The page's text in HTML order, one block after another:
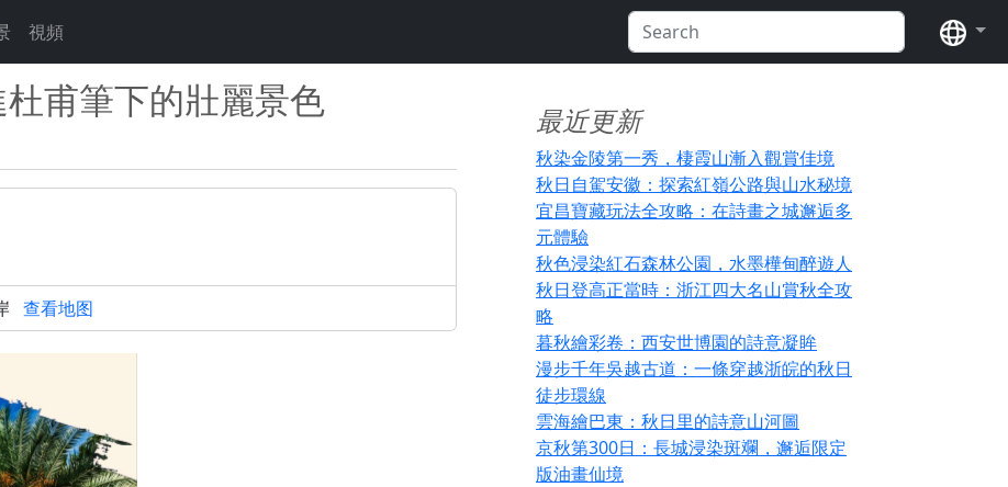
視頻 语
甫筆下的壯麗景色
查看地图
最近更新
秋染金陵第一秀，棲霞山漸入觀賞佳境
秋日自駕安徽：探索紅嶺公路與山水秘境
宜昌寶藏玩法全攻略：在詩畫之城邂逅多
元體驗
秋色浸染紅石森林公園，水墨樺甸醉遊人
秋日登高正當時：浙江四大名山賞秋全攻
略
暮秋繪彩卷：西安世博園的詩意凝眸
漫步千年吳越古道：一條穿越浙皖的秋日
徒步環線
雲海繪巴東：秋日里的詩意山河圖
京秋第300日：長城浸染斑斕，邂逅限定
版油畫仙境